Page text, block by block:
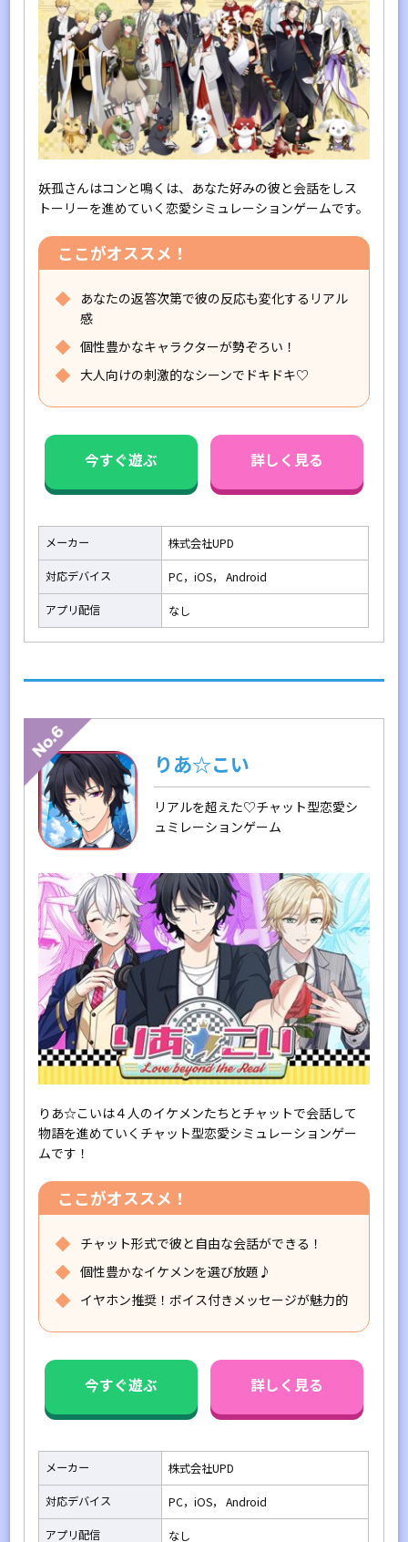
妖孤さんはコンと鳴くは、あなた好みの彼と会話をしス
トーリーを進めていく恋愛シミュレーションゲームです。
ここがオススメ！
あなたの返答次第で彼の反応も変化するリアル
感
個性豊かなキャラクターが勢ぞろい！
大人向けの刺激的なシーンでドキドキ♡
今すぐ遊ぶ 詳しく見る
メーカー
株式会社UPD
対応デバイス
PC，iOS， Android
アプリ配信
なし
りあ☆こい
リアルを超えた♡チャット型恋愛シ
ュミレーションゲーム
りあ☆こいは４人のイケメンたちとチャットで会話して
物語を進めていくチャット型恋愛シミュレーションゲー
ムです！
ここがオススメ！
チャット形式で彼と自由な会話ができる！
個性豊かなイケメンを選び放題♪
イヤホン推奨！ボイス付きメッセージが魅力的
今すぐ遊ぶ 詳しく見る
メーカー
株式会社UPD
対応デバイス
PC，iOS， Android
アプリ配信
なし